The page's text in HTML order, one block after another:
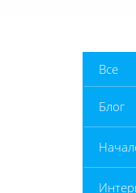
Все
Блог